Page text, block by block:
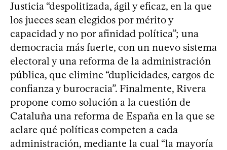
Justicia “despolitizada, ágil y eficaz, en la que
los jueces sean elegidos por mérito y
capacidad y no por afinidad política”; una
democracia más fuerte, con un nuevo sistema
electoral y una reforma de la administración
pública, que elimine “duplicidades, cargos de
confianza y burocracia”. Finalmente, Rivera
propone como solución a la cuestión de
Cataluña una reforma de España en la que se
aclare qué políticas competen a cada
administración, mediante la cual “la mayoría